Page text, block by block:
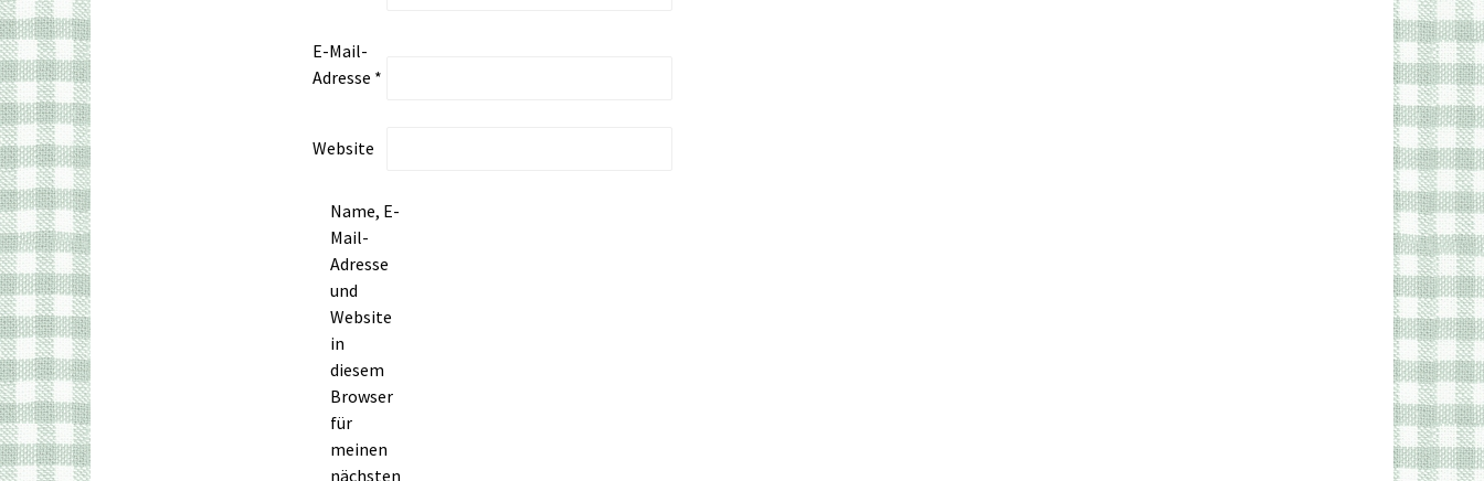
E-Mail-
Adresse *
Website
Name, E-
Mail-
Adresse
und
Website
in
diesem
Browser
für
meinen
nächsten